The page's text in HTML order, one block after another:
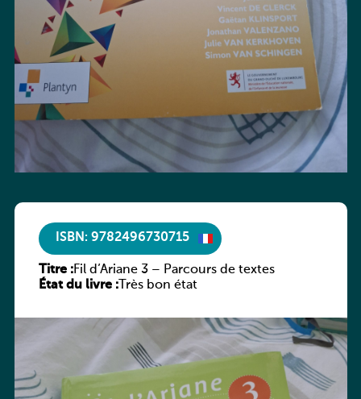
ISBN: 9782496730715
Titre :Fil d’Ariane 3 – Parcours de textes
État du livre :Très bon état